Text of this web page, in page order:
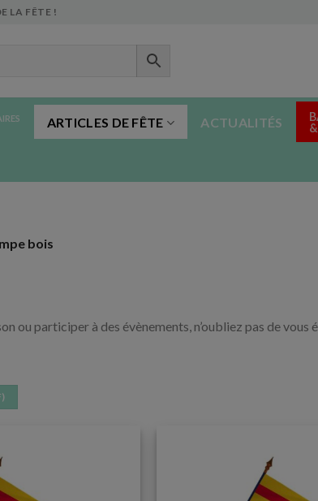
LA FÊTE !
ARTICLES DE FÊTE ACTUALITÉS
bois
participer à des évènements, n’oubliez pas de